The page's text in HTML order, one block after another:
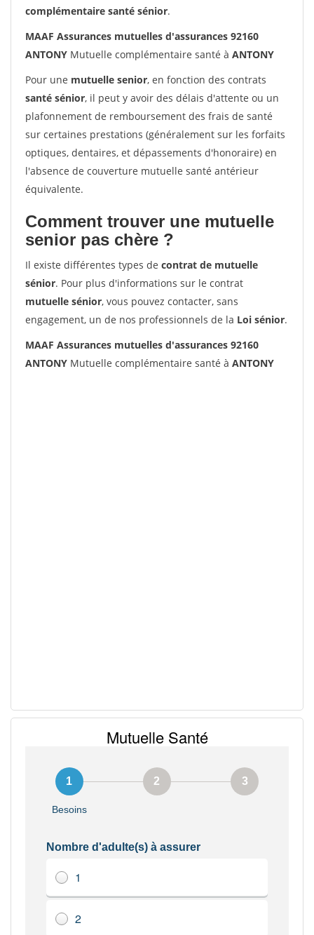
complémentaire santé sénior.
MAAF Assurances mutuelles d'assurances 92160
ANTONY Mutuelle complémentaire santé à ANTONY
Pour une mutuelle senior, en fonction des contrats
santé sénior, il peut y avoir des délais d'attente ou un
plafonnement de remboursement des frais de santé
sur certaines prestations (généralement sur les forfaits
optiques, dentaires, et dépassements d'honoraire) en
l'absence de couverture mutuelle santé antérieur
équivalente.
Comment trouver une mutuelle
senior pas chère ?
Il existe différentes types de contrat de mutuelle
sénior. Pour plus d'informations sur le contrat
mutuelle sénior, vous pouvez contacter, sans
engagement, un de nos professionnels de la Loi sénior.
MAAF Assurances mutuelles d'assurances 92160
ANTONY Mutuelle complémentaire santé à ANTONY